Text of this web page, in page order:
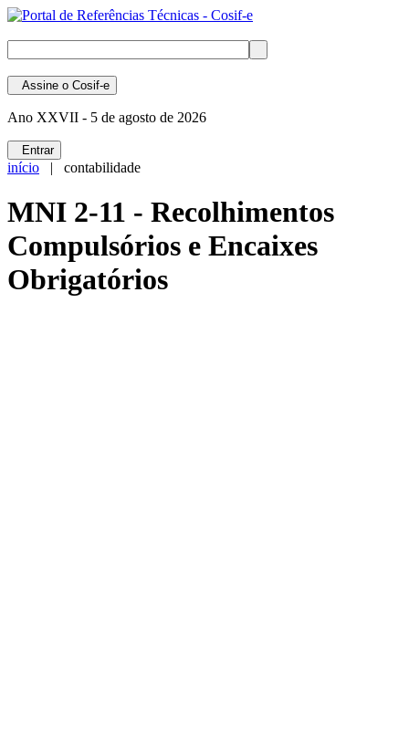
Assine o Cosif-e
Ano XXVII - 5 de agosto de 2026
Entrar
início | contabilidade
MNI 2-11 - Recolhimentos
Compulsórios e Encaixes
Obrigatórios